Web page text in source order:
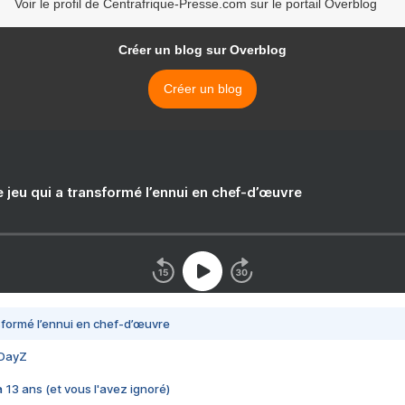
Voir le profil de Centrafrique-Presse.com sur le portail Overblog
Créer un blog sur Overblog
Créer un blog
jeu qui a transformé l’ennui en chef-d’œuvre
l’ennui en chef-d’œuvre
13 ans (et vous l'avez ignoré)